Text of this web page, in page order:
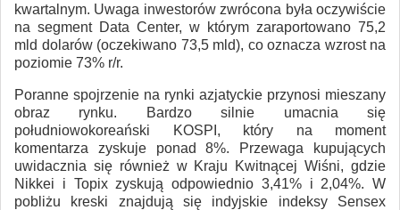
kwartalnym. Uwaga inwestorów zwrócona była oczywiście
na segment Data Center, w którym zaraportowano 75,2
mld dolarów (oczekiwano 73,5 mld), co oznacza wzrost na
poziomie 73% r/r.
Poranne spojrzenie na rynki azjatyckie przynosi mieszany
obraz rynku. Bardzo silnie umacnia się
południowokoreański KOSPI, który na moment
komentarza zyskuje ponad 8%. Przewaga kupujących
uwidacznia się również w Kraju Kwitnącej Wiśni, gdzie
Nikkei i Topix zyskują odpowiednio 3,41% i 2,04%. W
pobliżu kreski znajdują się indyjskie indeksy Sensex